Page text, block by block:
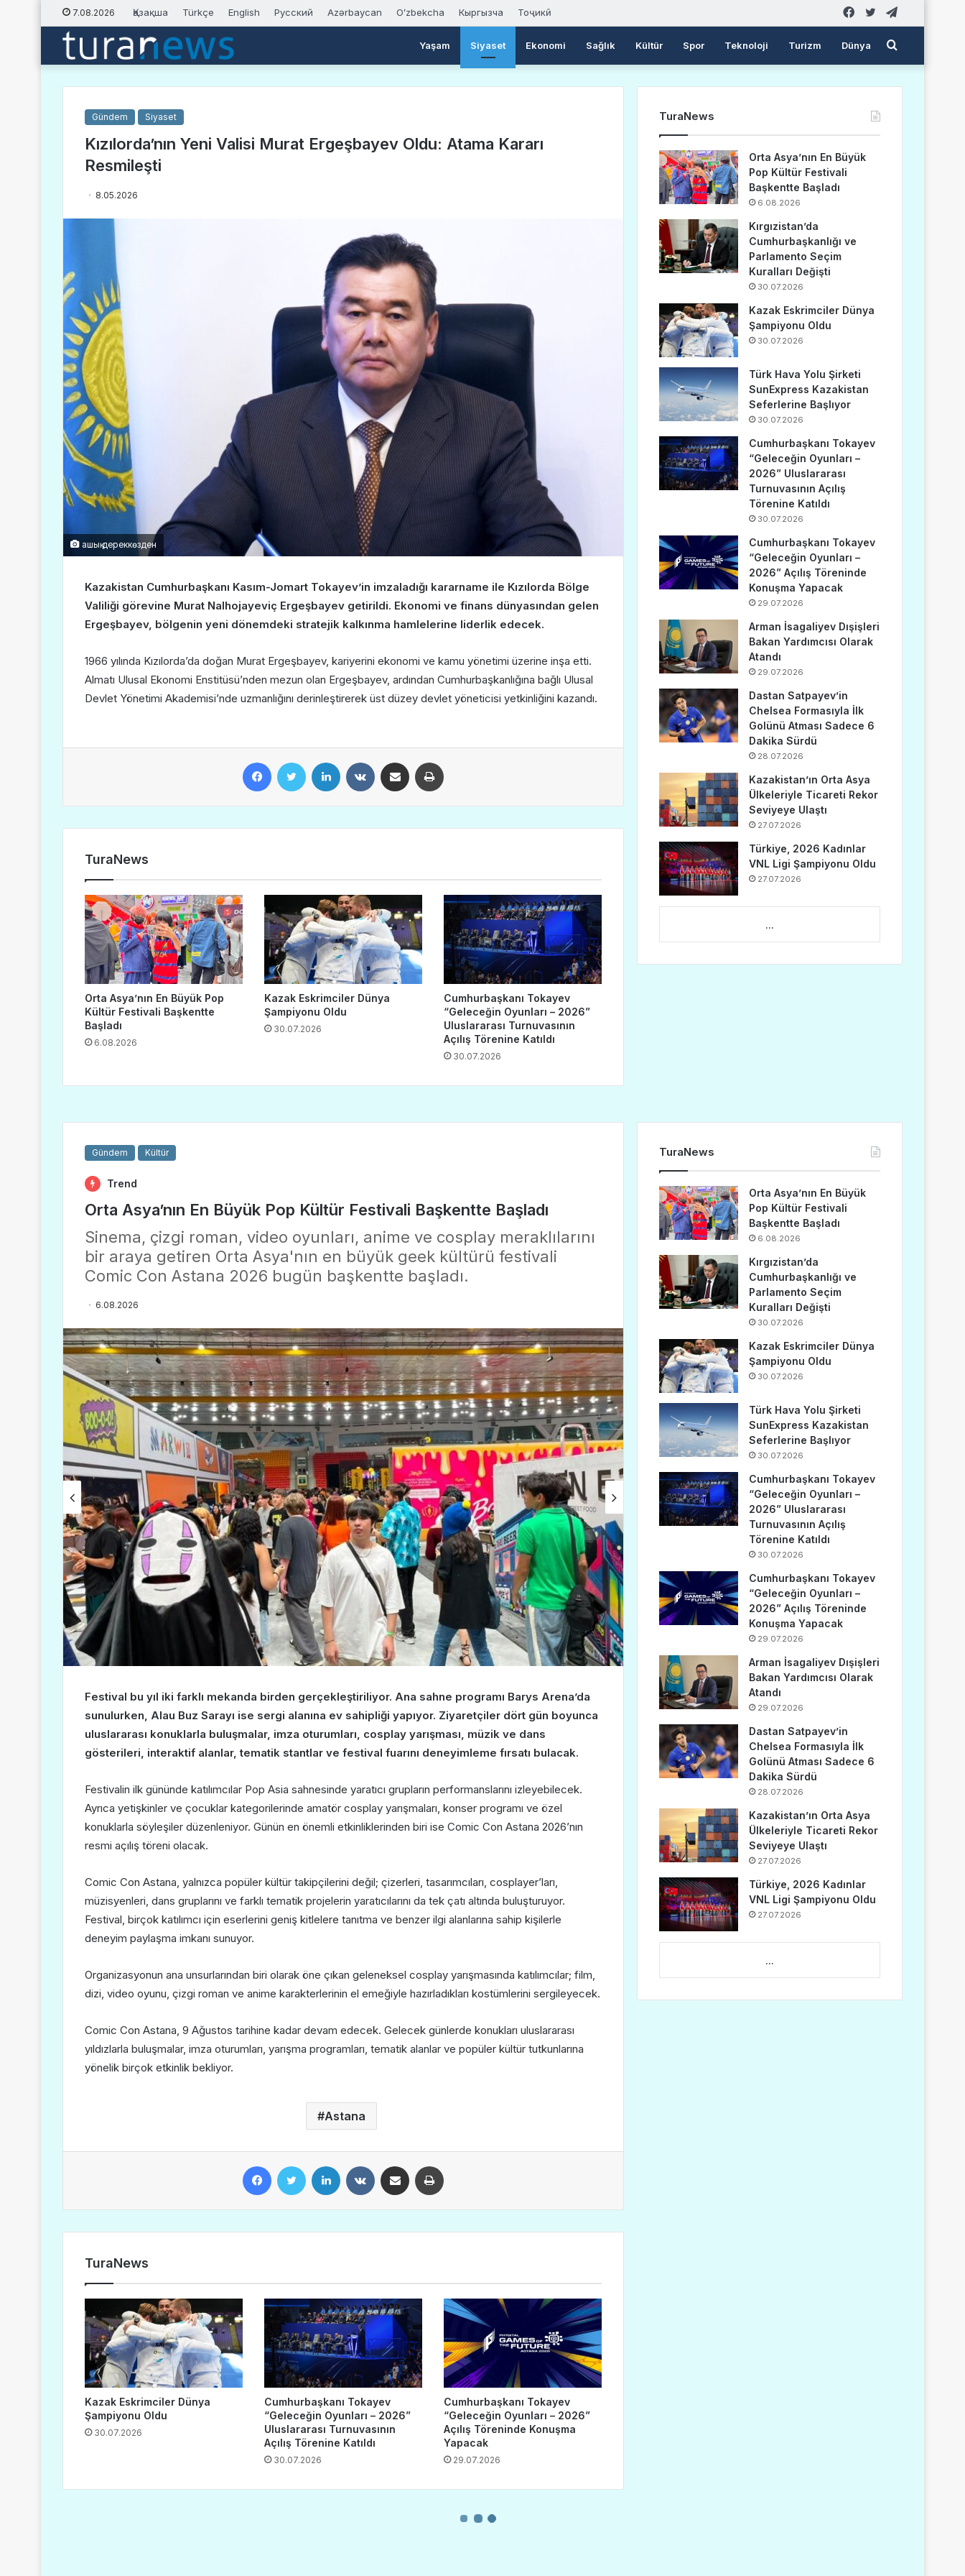
7.08.2026 Қазақша Türkçe English Русский Azərbaycan Oʻzbekcha Кыргызча Тоҷикӣ Twitter
Facebook
Yaşam Siyaset Ekonomi Sağlık Kültür Spor Teknoloji Turizm Dünya Arama
yap
Gündem Siyaset
Kızılorda’nın Yeni Valisi Murat Ergeşbayev Oldu: Atama Kararı
Resmileşti
8.05.2026
ашық дереккөзден
Kazakistan Cumhurbaşkanı Kasım-Jomart Tokayev’in imzaladığı kararname ile Kızılorda Bölge
Valiliği görevine Murat Nalhojayeviç Ergeşbayev getirildi. Ekonomi ve finans dünyasından gelen
Ergeşbayev, bölgenin yeni dönemdeki stratejik kalkınma hamlelerine liderlik edecek.
1966 yılında Kızılorda’da doğan Murat Ergeşbayev, kariyerini ekonomi ve kamu yönetimi üzerine inşa etti.
Almatı Ulusal Ekonomi Enstitüsü’nden mezun olan Ergeşbayev, ardından Cumhurbaşkanlığına bağlı Ulusal
Devlet Yönetimi Akademisi’nde uzmanlığını derinleştirerek üst düzey devlet yöneticisi yetkinliğini kazandı.
TuraNews
Orta Asya’nın En Büyük Pop
Kültür Festivali Başkentte
Başladı
6.08.2026
Kazak Eskrimciler Dünya
Şampiyonu Oldu
30.07.2026
Cumhurbaşkanı Tokayev
“Geleceğin Oyunları – 2026”
Uluslararası Turnuvasının
Açılış Törenine Katıldı
30.07.2026
TuraNews
Orta Asya’nın En Büyük
Pop Kültür Festivali
Başkentte Başladı
6.08.2026
Kırgızistan’da
Cumhurbaşkanlığı ve
Parlamento Seçim
Kuralları Değişti
30.07.2026
Kazak Eskrimciler Dünya
Şampiyonu Oldu
30.07.2026
Türk Hava Yolu Şirketi
SunExpress Kazakistan
Seferlerine Başlıyor
30.07.2026
Cumhurbaşkanı Tokayev
“Geleceğin Oyunları –
2026” Uluslararası
Turnuvasının Açılış
Törenine Katıldı
30.07.2026
Cumhurbaşkanı Tokayev
“Geleceğin Oyunları –
2026” Açılış Töreninde
Konuşma Yapacak
29.07.2026
Arman İsagaliyev Dışişleri
Bakan Yardımcısı Olarak
Atandı
29.07.2026
Dastan Satpayev’in
Chelsea Formasıyla İlk
Golünü Atması Sadece 6
Dakika Sürdü
28.07.2026
Kazakistan’ın Orta Asya
Ülkeleriyle Ticareti Rekor
Seviyeye Ulaştı
27.07.2026
Türkiye, 2026 Kadınlar
VNL Ligi Şampiyonu Oldu
27.07.2026
...